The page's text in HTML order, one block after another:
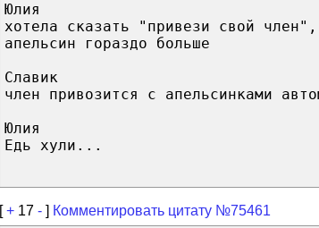
Юлия
хотела сказать "привези свой
апельсин гораздо больше
Славик
член привозится с апельсинками
Юлия
Едь хули...
[+ 17 - ] Комментировать цитату №75461